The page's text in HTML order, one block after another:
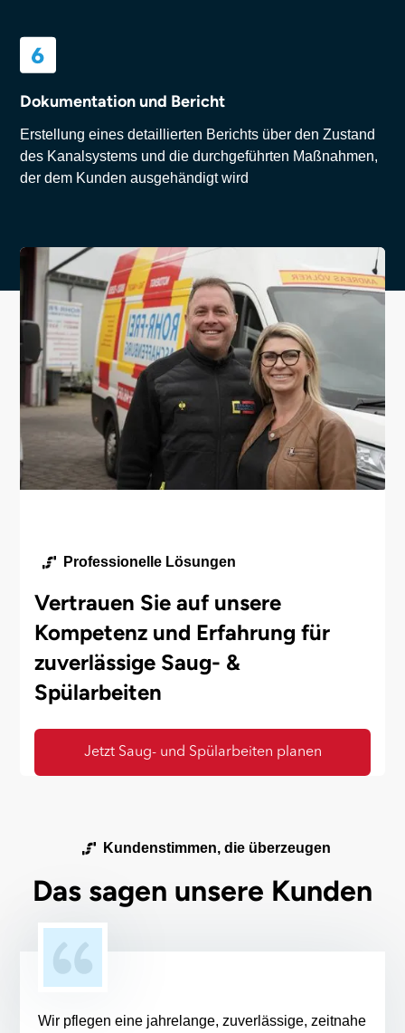
Dokumentation und Bericht
Erstellung eines detaillierten Berichts über den Zustand
des Kanalsystems und die durchgeführten Maßnahmen,
der dem Kunden ausgehändigt wird
Professionelle Lösungen
Vertrauen Sie auf unsere
Kompetenz und Erfahrung für
zuverlässige Saug- &
Spülarbeiten
Jetzt Saug- und Spülarbeiten planen
Kundenstimmen, die überzeugen
Das sagen unsere Kunden
Wir pflegen eine jahrelange, zuverlässige, zeitnahe